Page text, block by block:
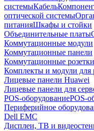
системыКабель
оптической системы
питанияШкафы и стойки
Объединительные платы
Коммутационные модули
Коммутационные панели
Коммутационные розетки
Комплекты и модули для
Лицевые панели Huawei
Лицевые панели для
POS-оборудованиеPOS-
Периферийное
Dell EMC
Дисплеи, ТВ и